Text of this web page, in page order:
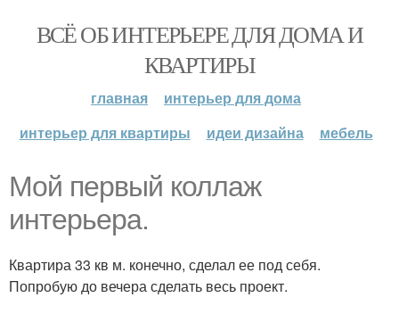
ВСЁ ОБ ИНТЕРЬЕРЕ ДЛЯ ДОМА И
КВАРТИРЫ
главная
интерьер для дома
интерьер для квартиры
идеи дизайна мебель
Мой первый коллаж
интерьера.
Квартира 33 кв м. конечно, сделал ее под себя.
Попробую до вечера сделать весь проект.